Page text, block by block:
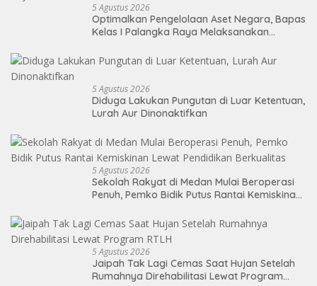
5 Agustus 2026
Optimalkan Pengelolaan Aset Negara, Bapas
Kelas I Palangka Raya Melaksanakan
5 Agustus 2026
Diduga Lakukan Pungutan di Luar Ketentuan,
Lurah Aur Dinonaktifkan
5 Agustus 2026
Sekolah Rakyat di Medan Mulai Beroperasi
Penuh, Pemko Bidik Putus Rantai Kemiskinan
5 Agustus 2026
Jaipah Tak Lagi Cemas Saat Hujan Setelah
Rumahnya Direhabilitasi Lewat Program